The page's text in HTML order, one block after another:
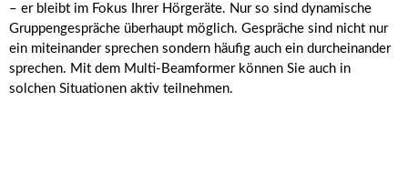
– er bleibt im Fokus Ihrer Hörgeräte. Nur so sind dynamische
Gruppengespräche überhaupt möglich. Gespräche sind nicht nur
ein miteinander sprechen sondern häufig auch ein durcheinander
sprechen. Mit dem Multi-Beamformer können Sie auch in
solchen Situationen aktiv teilnehmen.